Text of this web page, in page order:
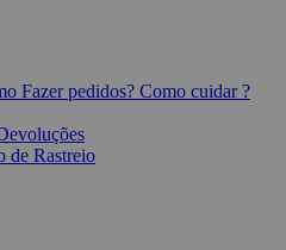
Fazer pedidos? Como cuidar ?
de Rastreio